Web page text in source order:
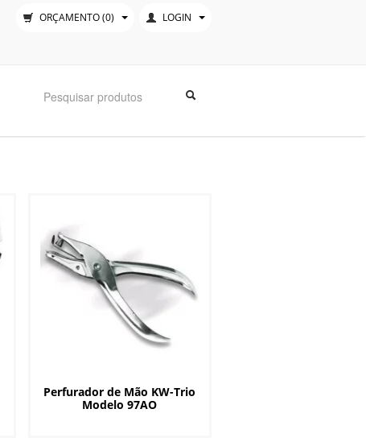
LOGIN
ORÇAMENTO(0)
Perfurador de Mão KW-Trio
Modelo 97AO